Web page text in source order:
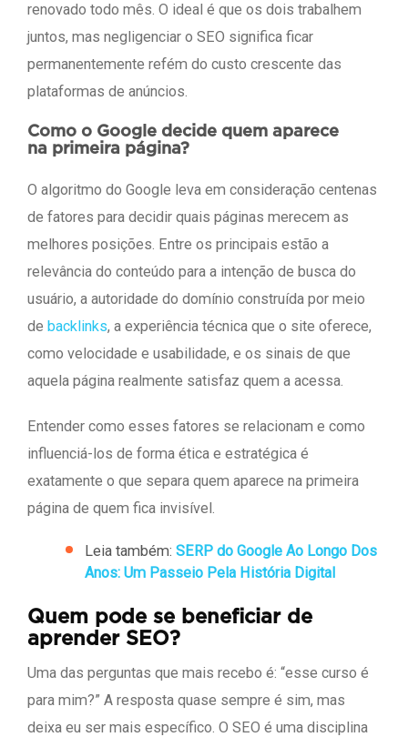
renovado todo mês. O ideal é que os dois trabalhem
juntos, mas negligenciar o SEO significa ficar
permanentemente refém do custo crescente das
plataformas de anúncios.
Como o Google decide quem aparece
na primeira página?
O algoritmo do Google leva em consideração centenas
de fatores para decidir quais páginas merecem as
melhores posições. Entre os principais estão a
relevância do conteúdo para a intenção de busca do
usuário, a autoridade do domínio construída por meio
de backlinks, a experiência técnica que o site oferece,
como velocidade e usabilidade, e os sinais de que
aquela página realmente satisfaz quem a acessa.
Entender como esses fatores se relacionam e como
influenciá-los de forma ética e estratégica é
exatamente o que separa quem aparece na primeira
página de quem fica invisível.
Leia também: SERP do Google Ao Longo Dos
Anos: Um Passeio Pela História Digital
Quem pode se beneficiar de
aprender SEO?
Uma das perguntas que mais recebo é: “esse curso é
para mim?” A resposta quase sempre é sim, mas
deixa eu ser mais específico. O SEO é uma disciplina